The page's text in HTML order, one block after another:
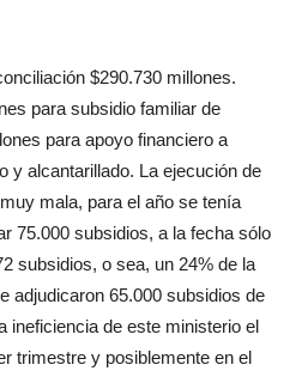
$290.730 millones.
para subsidio familiar de
para apoyo financiero a
y alcantarillado. La ejecución de
mala, para el año se tenía
75.000 subsidios, a la fecha sólo
subsidios, o sea, un 24% de la
adjudicaron 65.000 subsidios de
ineficiencia de este ministerio el
trimestre y posiblemente en el